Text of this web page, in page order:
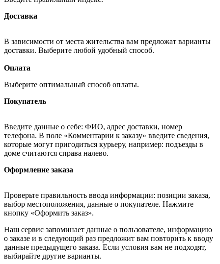
Доставка
В зависимости от места жительства вам предложат варианты
доставки. Выберите любой удобный способ.
Оплата
Выберите оптимальный способ оплаты.
Покупатель
Введите данные о себе: ФИО, адрес доставки, номер
телефона. В поле «Комментарии к заказу» введите сведения,
которые могут пригодиться курьеру, например: подъезды в
доме считаются справа налево.
Оформление заказа
Проверьте правильность ввода информации: позиции заказа,
выбор местоположения, данные о покупателе. Нажмите
кнопку «Оформить заказ».
Наш сервис запоминает данные о пользователе, информацию
о заказе и в следующий раз предложит вам повторить к вводу
данные предыдущего заказа. Если условия вам не подходят,
выбирайте другие варианты.